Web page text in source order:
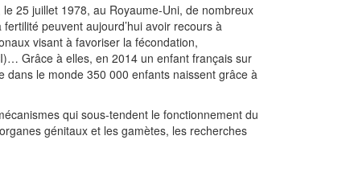
le 25 juillet 1978, au Royaume-Uni, de nombreux
peuvent aujourd’hui avoir recours à
visant à favoriser la fécondation,
Grâce à elles, en 2014 un enfant français sur
le monde 350 000 enfants naissent grâce à
qui sous-tendent le fonctionnement du
génitaux et les gamètes, les recherches